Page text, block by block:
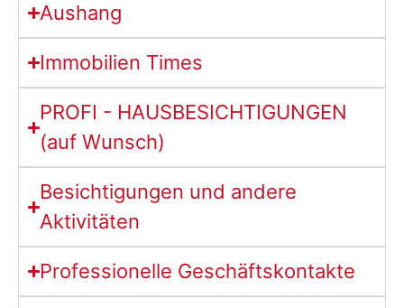
Aushang
Immobilien Times
PROFI - HAUSBESICHTIGUNGEN
(auf Wunsch)
Besichtigungen und andere
Aktivitäten
Professionelle Geschäftskontakte